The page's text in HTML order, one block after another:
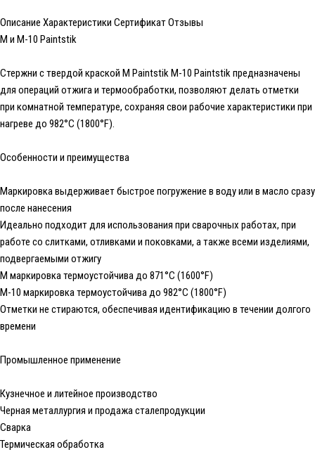
Описание Характеристики СертификатОтзывы
M и M-10 Paintstik
Стержни с твердой краской M Paintstik M-10 Paintstik предназначены
для операций отжига и термообработки, позволяют делать отметки
при комнатной температуре, сохраняя свои рабочие характеристики при
нагреве до 982°С (1800°F).
Особенности и преимущества
Маркировка выдерживает быстрое погружение в воду или в масло сразу
после нанесения
Идеально подходит для использования при сварочных работах, при
работе со слитками, отливками и поковками, а также всеми изделиями,
подвергаемыми отжигу
М маркировка термоустойчива до 871°С (1600°F)
М-10 маркировка термоустойчива до 982°С (1800°F)
Отметки не стираются, обеспечивая идентификацию в течении долгого
времени
Промышленное применение
Кузнечное и литейное производство
Черная металлургия и продажа сталепродукции
Сварка
Термическая обработка